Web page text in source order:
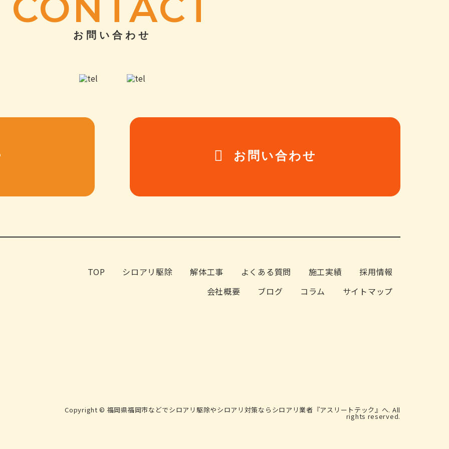
お問い合わせ
お問い合わせ
TOP シロアリ駆除 解体工事 よくある質問 施工実績
採用情報
会社概要
ブログ コラム サイトマップ
Copyright © 福岡県福岡市などでシロアリ駆除やシロアリ対策ならシロアリ業者『アスリートテック』へ. All
rights reserved.